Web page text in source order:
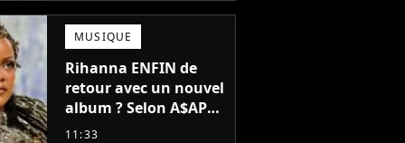
propre série
MUSIQUE
Rihanna ENFIN de
retour avec un nouvel
album ? Selon A$AP
Rocky, "c'est du
11:33